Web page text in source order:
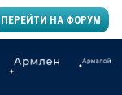
ПЕРЕЙТИ НА ФОРУМ